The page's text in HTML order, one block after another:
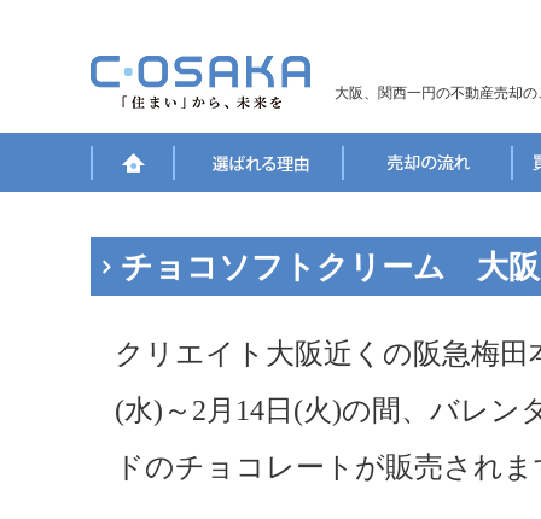
大阪、関西一円の不動産売却
チョコソフトクリーム 大阪
クリエイト大阪近くの阪急梅田
(水)～2月14日(火)の間、バレ
ドのチョコレートが販売されま